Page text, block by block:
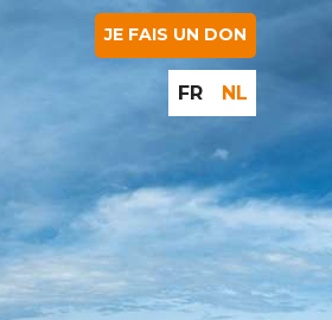
NL
FR
JE FAIS UN DON